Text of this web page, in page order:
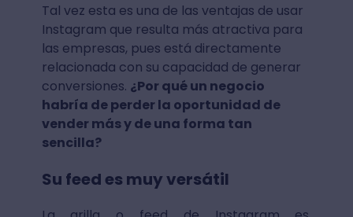
Tal vez esta es una de las ventajas de usar
Instagram que resulta más atractiva para
las empresas, pues está directamente
relacionada con su capacidad de generar
conversiones. ¿Por qué un negocio
habría de perder la oportunidad de
vender más y de una forma tan
sencilla?
Su feed es muy versátil